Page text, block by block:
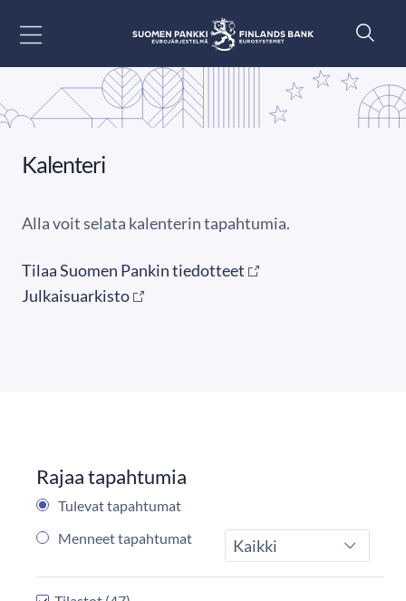
Kalenteri
Alla voit selata kalenterin tapahtumia.
Tilaa Suomen Pankin tiedotteet
Julkaisuarkisto
Rajaa tapahtumia
Tulevat tapahtumat
Menneet tapahtumat
Tyyppi